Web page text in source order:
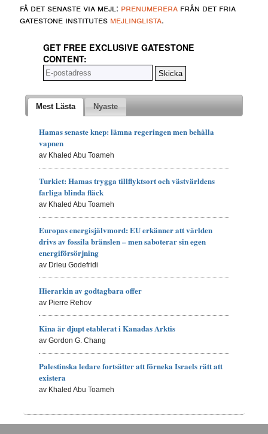
få det senaste via mejl: prenumerera från det fria
gatestone institutes mejlinglista.
GET FREE EXCLUSIVE GATESTONE
CONTENT:
Mest Lästa Nyaste
Hamas senaste knep: lämna regeringen men behålla
vapnen
av Khaled Abu Toameh
Turkiet: Hamas trygga tillflyktsort och västvärldens
farliga blinda fläck
av Khaled Abu Toameh
Europas energisjälvmord: EU erkänner att världen
drivs av fossila bränslen – men saboterar sin egen
energiförsörjning
av Drieu Godefridi
Hierarkin av godtagbara offer
av Pierre Rehov
Kina är djupt etablerat i Kanadas Arktis
av Gordon G. Chang
Palestinska ledare fortsätter att förneka Israels rätt att
existera
av Khaled Abu Toameh